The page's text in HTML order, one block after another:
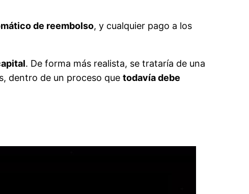
de reembolso, y cualquier pago a los
. De forma más realista, se trataría de una
dentro de un proceso que todavía debe